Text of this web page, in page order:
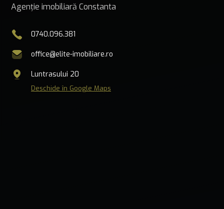
Agenție imobiliară Constanta
0740.096.381
office@elite-imobiliare.ro
Luntrasului 20
Deschide în Google Maps